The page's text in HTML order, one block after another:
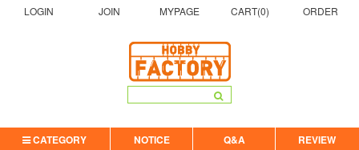
LOGIN JOIN MYPAGE CART(0) ORDER
CATEGORY NOTICE Q&A REVIEW